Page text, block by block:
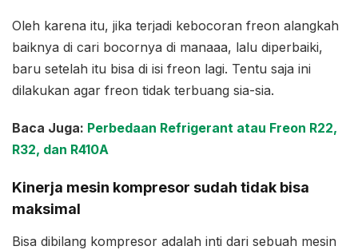
Oleh karena itu, jika terjadi kebocoran freon alangkah
baiknya di cari bocornya di manaaa, lalu diperbaiki,
baru setelah itu bisa di isi freon lagi. Tentu saja ini
dilakukan agar freon tidak terbuang sia-sia.
Baca Juga: Perbedaan Refrigerant atau Freon R22,
R32, dan R410A
Kinerja mesin kompresor sudah tidak bisa
maksimal
Bisa dibilang kompresor adalah inti dari sebuah mesin